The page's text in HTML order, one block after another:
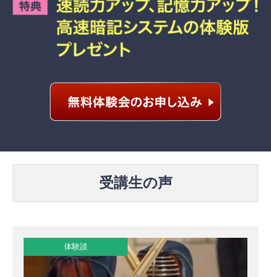
受講生の声
体験談